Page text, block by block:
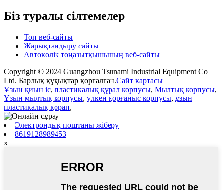
Біз туралы сілтемелер
Топ веб-сайты
Жарықтандыру сайты
Автокөлік тоңазытқышының веб-сайты
Copyright © 2024 Guangzhou Tsunami Industrial Equipment Co
Ltd. Барлық құқықтар қорғалған.Сайт картасы
Ұзын қиын іс, пластикалық құрал корпусы, Мылтық корпусы,
Ұзын мылтық корпусы, үлкен қорғаныс корпусы, ұзын
пластикалық қорап,
Электрондық поштаны жіберу
8619128989453
x